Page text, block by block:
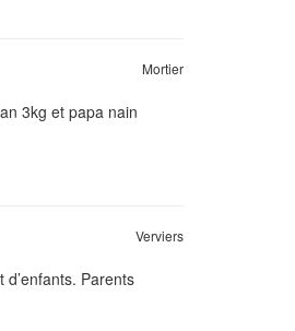
Mortier
3kg et papa nain
Verviers
Parents